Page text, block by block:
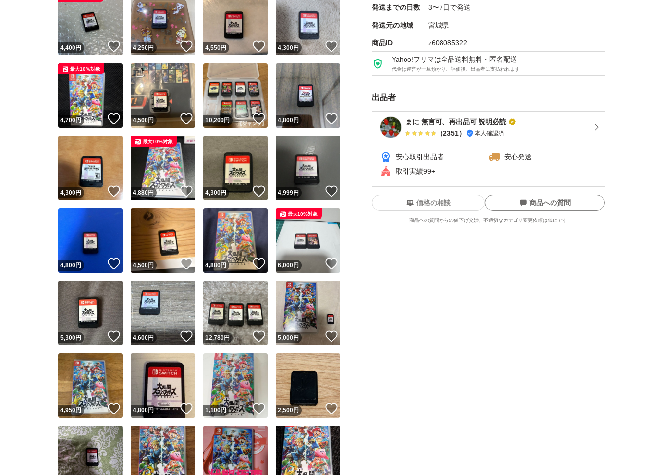
ヤフオク同様、無言購入可
購入者様からメッセージなしの場合は
ヤフオク同様、
こちらからもメッセージを送りませんので
ご理解お願いいたします
当方からのメッセージがないからと評価を下げる方は
申し訳ありませんが、購入をお控えください
必ず期間内に発送いたします
発送は
梱包にリサイクル品を使うこともあります
発送までの日数 3〜7日で発送
発送元の地域 宮城県
商品ID z608085322
Yahoo!フリマは全品送料無料・匿名配送
代金は運営が一旦預かり、評価後、出品者に支払われます
出品者
まに 無言可、再出品可 説明必読
（2351） 本人確認済
安心取引出品者
安心発送
取引実績99+
ユーザーの実績について
Yahoo!フリマが定めた一定の基準を満たしたユーザーにバッジを付与しています
安心取引出品者
安心取引出品者 Yahoo!フリマの基準をクリアした安心・安全なユーザーです
取引実績
取引実績◯+ このユーザーはYahoo!フリマの取引を完了させた実績があります
他フリマ実績◯+ このユーザーは他フリマサービスでの取引実績があります
スピード&安心発送
※このバッジは実績に基づく表示であり、発送を保証しているものではありません
スピード＆安心発送
このユーザーは高頻度で24時間以内＆設定した発送日数内に発送してい
ます
価格の相談 商品への質問
商品への質問からの値下げ交渉、不適切なカテゴリ変更依頼は禁止です
この商品の情報をコピーします
商品画像の無断転載は禁止されています
コピーは1商品につき1回です
出品ページへ
キャンセル
4,400円 いいね！
4,250円 いいね！
4,550円 いいね！
4,300円 いいね！
4,700円 いいね！
最大10%対象
4,500円 いいね！
10,200円 いいね！
4,800円
4,300円 いいね！
4,880 円 いいね！
最大10%対象
4,300円 いいね！
4,999円
4,800円 いいね！
4,500円 いいね！
4,880円 いいね！
6,000円
最大10%対象
5,300円 いいね！
4,600円 いいね！
12,780円 いいね！
5,000円
4,950円 いいね！
4,800円 いいね！
1,100円 いいね！
2,500円 いいね！